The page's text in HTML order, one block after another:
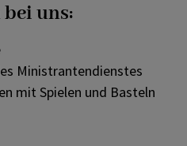
uns:
Ministrantendienstes
mit Spielen und Basteln